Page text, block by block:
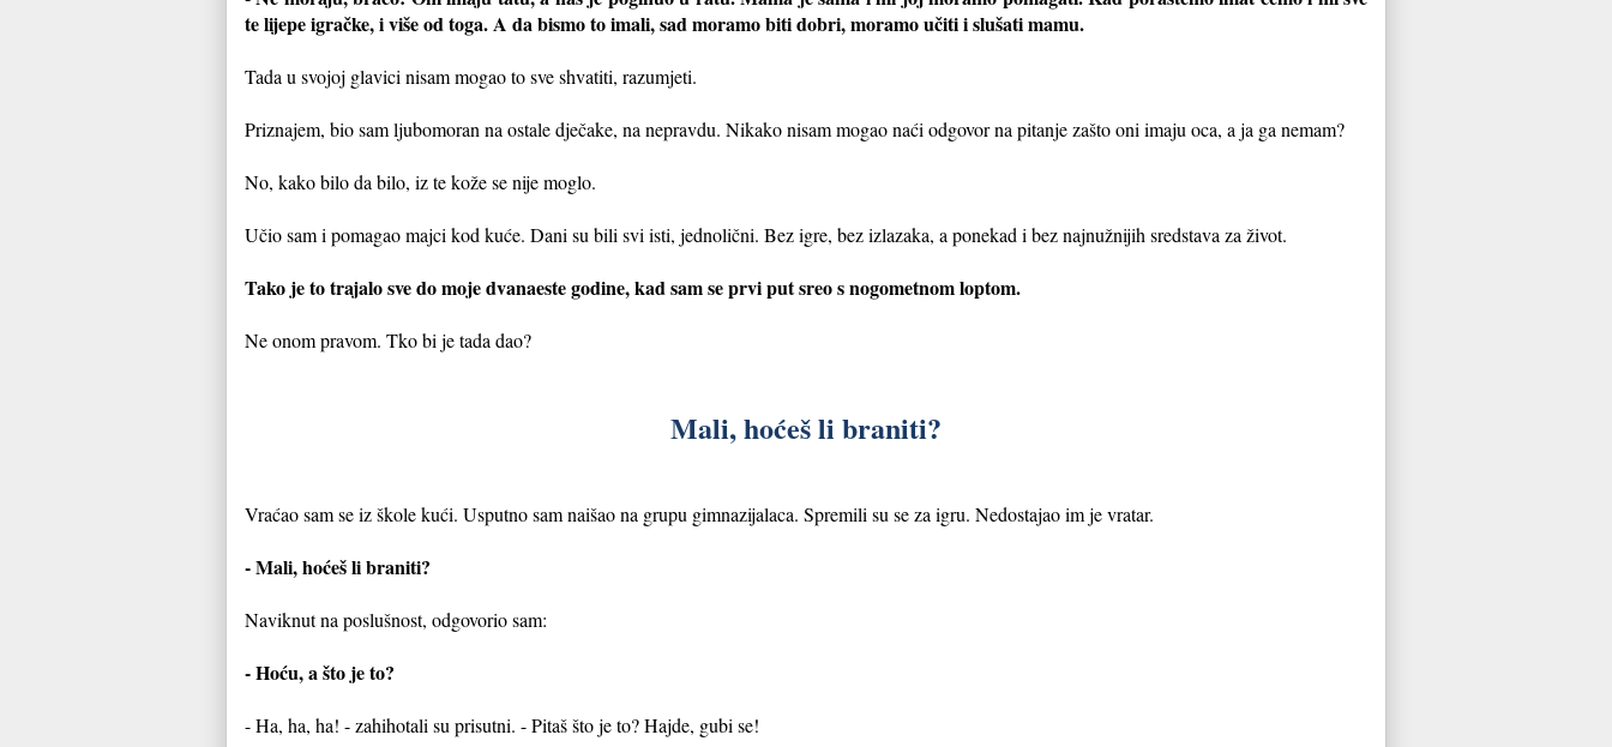
te lijepe igračke, i više od toga. A da bismo to imali, sad moramo biti dobri, moramo učiti i slušati mamu.
Tada u svojoj glavici nisam mogao to sve shvatiti, razumjeti.
Priznajem, bio sam ljubomoran na ostale dječake, na nepravdu. Nikako nisam mogao naći odgovor na pitanje zašto oni imaju oca, a ja ga nemam?
No, kako bilo da bilo, iz te kože se nije moglo.
Učio sam i pomagao majci kod kuće. Dani su bili svi isti, jednolični. Bez igre, bez izlazaka, a ponekad i bez najnužnijih sredstava za život.
Tako je to trajalo sve do moje dvanaeste godine, kad sam se prvi put sreo s nogometnom loptom.
Ne onom pravom. Tko bi je tada dao?
Mali, hoćeš li braniti?
Vraćao sam se iz škole kući. Usputno sam naišao na grupu gimnazijalaca. Spremili su se za igru. Nedostajao im je vratar.
- Mali, hoćeš li braniti?
Naviknut na poslušnost, odgovorio sam:
- Hoću, a što je to?
- Ha, ha, ha! - zahihotali su prisutni. - Pitaš što je to? Hajde, gubi se!